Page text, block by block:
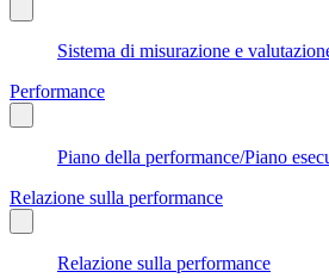
Sistema di misurazione e
Performance
Piano della performance/Piano
Relazione sulla performance
Relazione sulla performance